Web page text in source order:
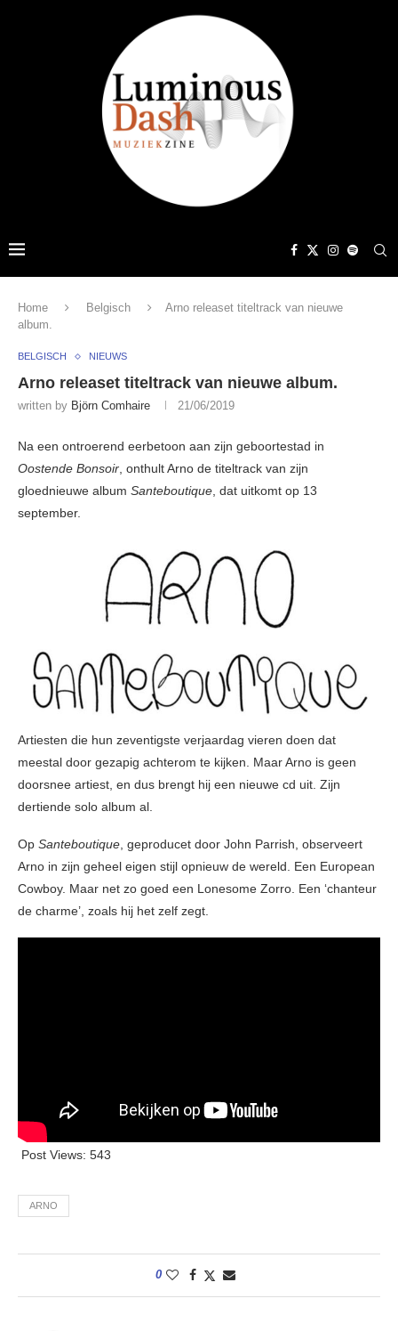
Home Belgisch
Arno releaset titeltrack van nieuwe
album.
BELGISCH NIEUWS
Arno releaset titeltrack van nieuwe album.
written by Björn Comhaire 21/06/2019
Na een ontroerend eerbetoon aan zijn geboortestad in
Oostende Bonsoir, onthult Arno de titeltrack van zijn
gloednieuwe album Santeboutique, dat uitkomt op 13
september.
Artiesten die hun zeventigste verjaardag vieren doen dat
meestal door gezapig achterom te kijken. Maar Arno is geen
doorsnee artiest, en dus brengt hij een nieuwe cd uit. Zijn
dertiende solo album al.
Op Santeboutique, geproducet door John Parrish, observeert
Arno in zijn geheel eigen stijl opnieuw de wereld. Een European
Cowboy. Maar net zo goed een Lonesome Zorro. Een ‘chanteur
de charme’, zoals hij het zelf zegt.
Post Views: 543
ARNO
0